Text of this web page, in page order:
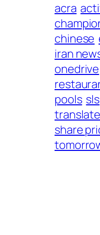
acra
chinese
iran
onedrive
pools sls
share